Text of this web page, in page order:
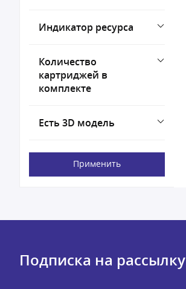
Индикатор ресурса
Количество
картриджей в
комплекте
Есть 3D модель
Применить
Подписка на рассылку